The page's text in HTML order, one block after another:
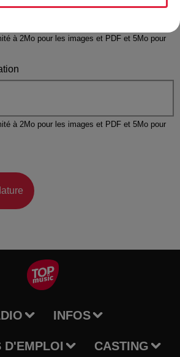
à 2Mo pour les images et PDF et 5Mo pour
à 2Mo pour les images et PDF et 5Mo pour
INFOS
D'EMPLOI CASTING